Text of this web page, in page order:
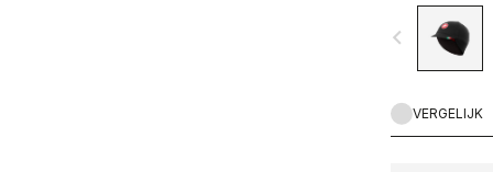
navigate_before
VERGELIJK